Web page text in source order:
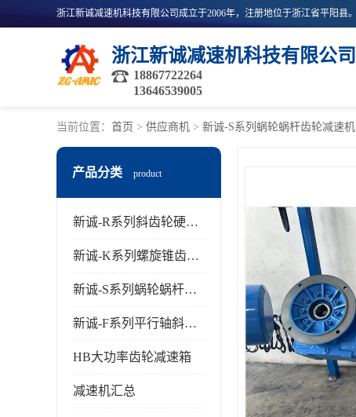
浙江新诚减速机科技有限公司
18867722264
13646539005
当前位置： 首页 > 供应商机 > 新诚-S系列蜗轮蜗杆齿轮减速机
产品分类 product
新诚-R系列斜齿轮硬齿面减速机
新诚-K系列螺旋锥齿轮减速机
新诚-S系列蜗轮蜗杆齿轮减速机
新诚-F系列平行轴斜齿轮减速机
HB大功率齿轮减速箱
减速机汇总